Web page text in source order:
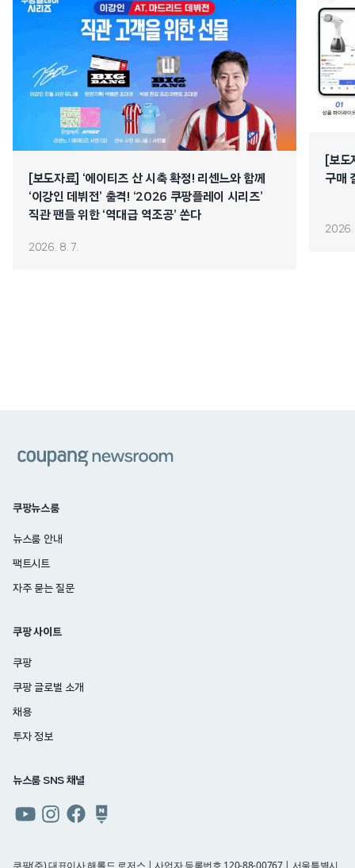
[보도자료] ‘에이티즈 산 시축 확정! 리센느와 함께
‘이강인 데뷔전’ 출격! ‘2026 쿠팡플레이 시리즈’
직관 팬들 위한 ‘역대급 역조공’ 쏜다
2026. 8. 7.
[보
구매
2026.
쿠팡뉴스룸
뉴스룸 안내
팩트시트
자주 묻는 질문
쿠팡 사이트
쿠팡
쿠팡 글로벌 소개
채용
투자 정보
뉴스룸 SNS 채널
유튜브인스타그램
페이스북네이버
쿠팡(주) 대표이사 해롤드 로저스 | 사업자 등록번호 120-88-00767 | 서울특별시